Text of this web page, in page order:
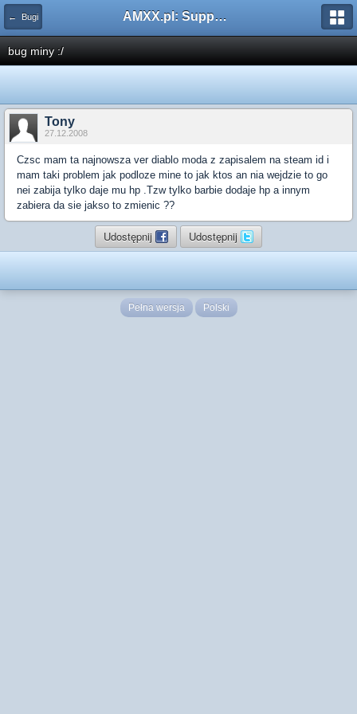
← Bugi AMXX.pl: Support AMX Mod X i SourceMod
bug miny :/
Tony
27.12.2008
Czsc mam ta najnowsza ver diablo moda z zapisalem na steam id i
mam taki problem jak podloze mine to jak ktos an nia wejdzie to go
nei zabija tylko daje mu hp .Tzw tylko barbie dodaje hp a innym
zabiera da sie jakso to zmienic ??
Udostępnij Udostępnij
Pełna wersja Polski